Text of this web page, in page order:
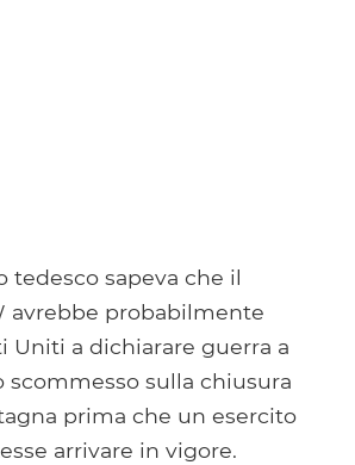
tedesco sapeva che il
avrebbe probabilmente
Uniti a dichiarare guerra a
scommesso sulla chiusura
prima che un esercito
arrivare in vigore.